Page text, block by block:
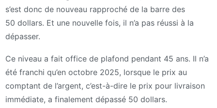
s’est donc de nouveau rapproché de la barre des
50 dollars. Et une nouvelle fois, il n’a pas réussi à la
dépasser.
Ce niveau a fait office de plafond pendant 45 ans. Il n’a
été franchi qu’en octobre 2025, lorsque le prix au
comptant de l’argent, c’est-à-dire le prix pour livraison
immédiate, a finalement dépassé 50 dollars.